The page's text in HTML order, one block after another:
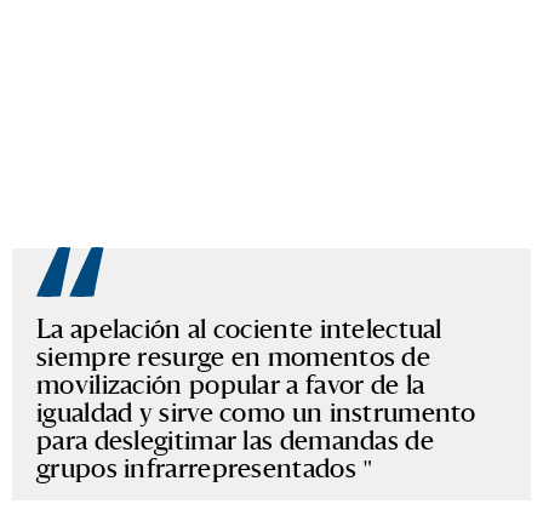
La apelación al cociente intelectual
siempre resurge en momentos de
movilización popular a favor de la
igualdad y sirve como un instrumento
para deslegitimar las demandas de
grupos infrarrepresentados